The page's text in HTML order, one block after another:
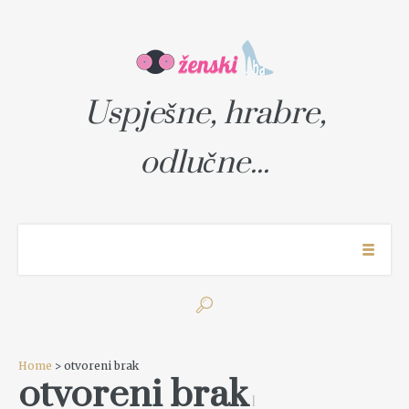
Uspješne, hrabre,
odlučne...
Home > otvoreni brak
otvoreni brak1